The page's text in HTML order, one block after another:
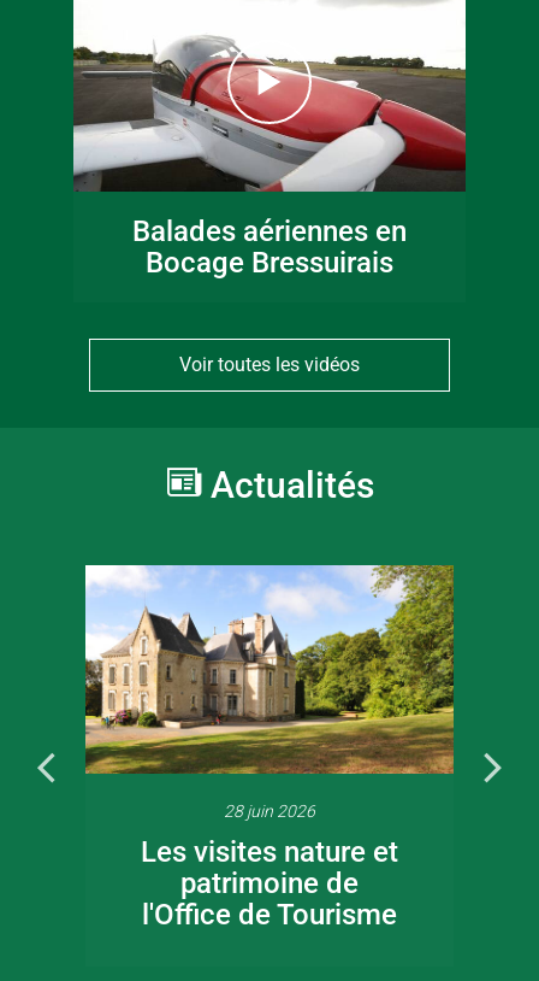
Balades aériennes en
Bocage Bressuirais
Voir toutes les vidéos
Actualités
28 juin 2026
Les visites nature et
patrimoine de
l'Office de Tourisme